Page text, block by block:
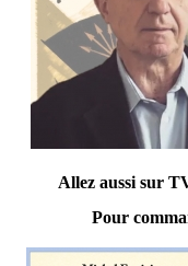
Allez aussi sur
Pour